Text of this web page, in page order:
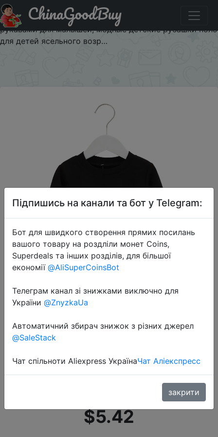
Промокод на знижку C14SL30LY0JC 2021 весенняя
одежда для мальчиков, толстовки Топы с длинными
рукавами для малышей, модные детские рубашки поло
для детей ясельного возр…
ChinaGoodBuy
2021-03-09
2021 весенняя одежда для
мальчиков, толстовки Топы с
длинными рукавами для
рубашки поло для детей
$5.42
Підпишись на канали та бот у Telegram:
Бот для швидкого створення прямих посилань
вашого товару на роздліли монет Coins,
Superdeals та інших розділів, для більшої
економії @AliSuperCoinsBot
Телеграм канал зі знижками виключно для
України @ZnyzkaUa
Автоматичний збирач знижок з різних джерел
@SaleStack
Чат спільноти Aliexpress УкраїнаЧат Аліекспресс
закрити